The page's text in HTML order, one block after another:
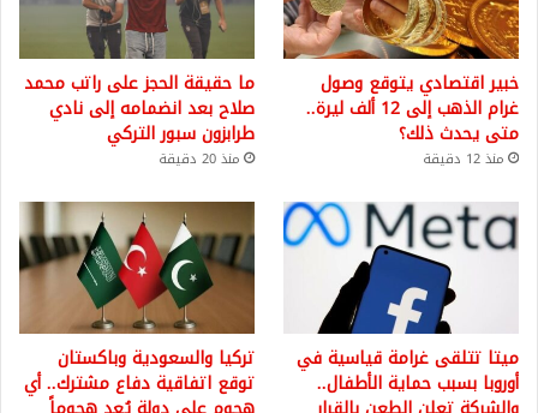
خبير اقتصادي يتوقع وصول
غرام الذهب إلى 12 ألف ليرة..
متى يحدث ذلك؟
منذ 12 دقيقة
ما حقيقة الحجز على راتب محمد
صلاح بعد انضمامه إلى نادي
طرابزون سبور التركي
منذ 20 دقيقة
ميتا تتلقى غرامة قياسية في
أوروبا بسبب حماية الأطفال..
تركيا والسعودية وباكستان
توقع اتفاقية دفاع مشترك.. أي